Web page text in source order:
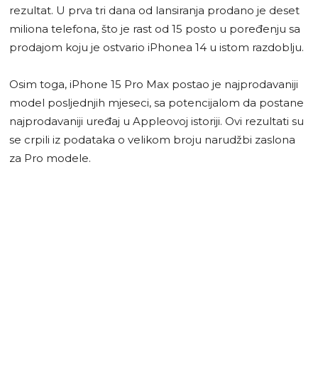
rezultat. U prva tri dana od lansiranja prodano je deset
miliona telefona, što je rast od 15 posto u poređenju sa
prodajom koju je ostvario iPhonea 14 u istom razdoblju.
Osim toga, iPhone 15 Pro Max postao je najprodavaniji
model posljednjih mjeseci, sa potencijalom da postane
najprodavaniji uređaj u Appleovoj istoriji. Ovi rezultati su
se crpili iz podataka o velikom broju narudžbi zaslona
za Pro modele.